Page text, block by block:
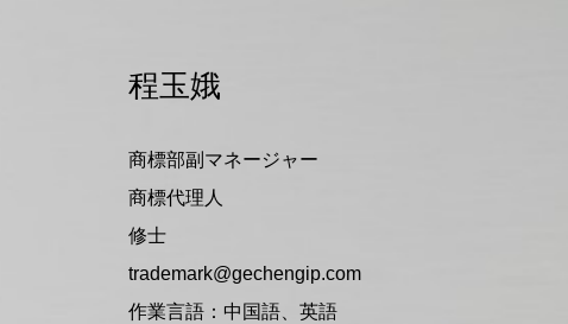
程玉娥
商標部副マネージャー
商標代理人
修士
trademark@gechengip.com
作業言語：中国語、英語